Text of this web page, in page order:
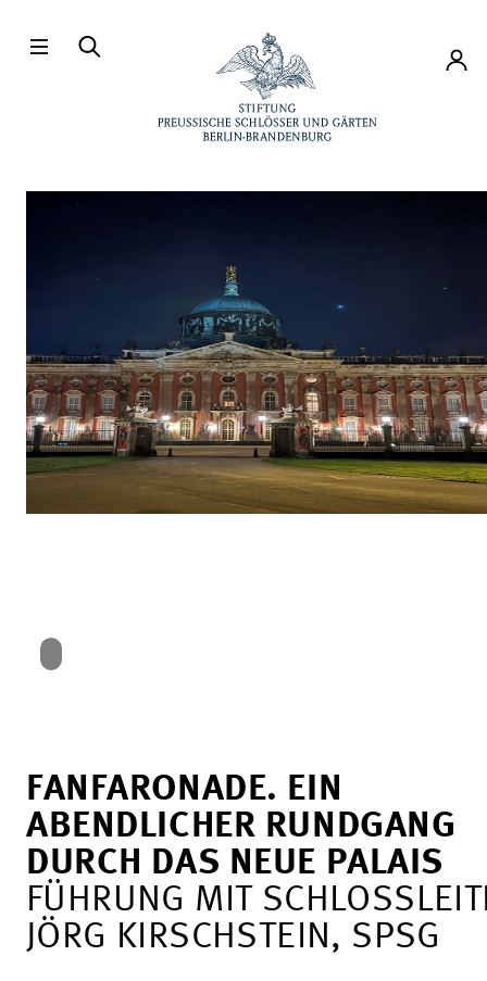
Konto
FANFARONADE. EIN
ABENDLICHER RUNDGANG
DURCH DAS NEUE PALAIS
FÜHRUNG MIT
JÖRG KIRSCHSTEIN, SPSG